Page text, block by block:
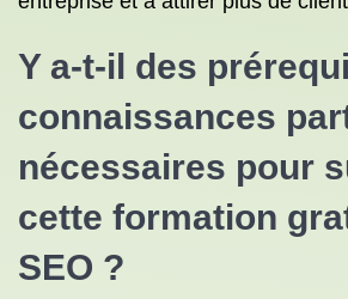
Y a-t-il des
connaissances
nécessaires pour
cette formation
SEO ?